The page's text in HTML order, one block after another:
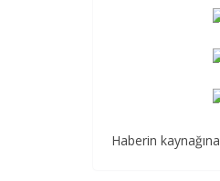
Haberin kaynağına